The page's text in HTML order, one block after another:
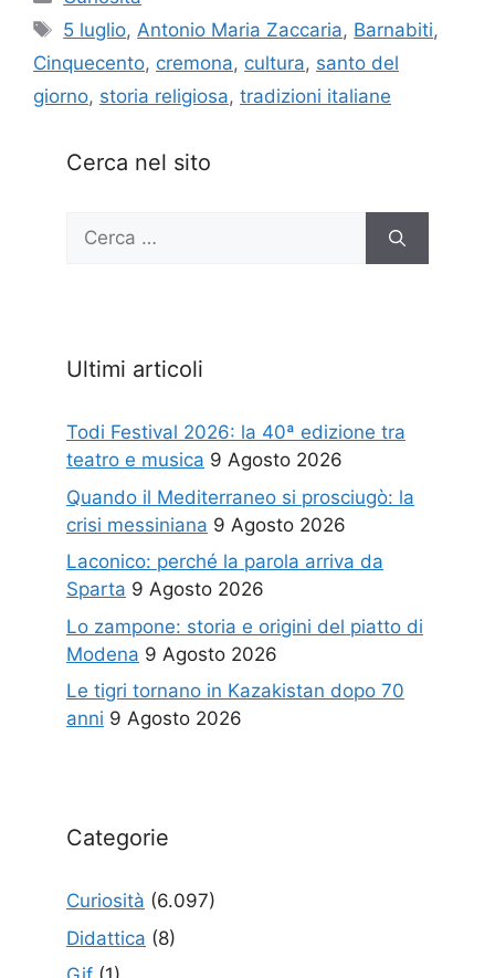
Tag
5 luglio,Antonio Maria Zaccaria, Barnabiti,
Cinquecento, cremona, cultura, santo del
giorno, storia religiosa, tradizioni italiane
Cerca nel sito
Ricerca
Ultimi articoli
Todi Festival 2026: la 40ª edizione tra
teatro e musica 9 Agosto 2026
Quando il Mediterraneo si prosciugò: la
crisi messiniana 9 Agosto 2026
Laconico: perché la parola arriva da
Sparta 9 Agosto 2026
Lo zampone: storia e origini del piatto di
Modena 9 Agosto 2026
Le tigri tornano in Kazakistan dopo 70
anni 9 Agosto 2026
Categorie
Curiosità (6.097)
Didattica (8)